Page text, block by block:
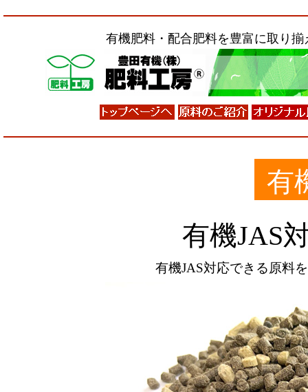
有機肥料・配合肥料を豊富に取り
有
有機JAS
有機JAS対応できる原料